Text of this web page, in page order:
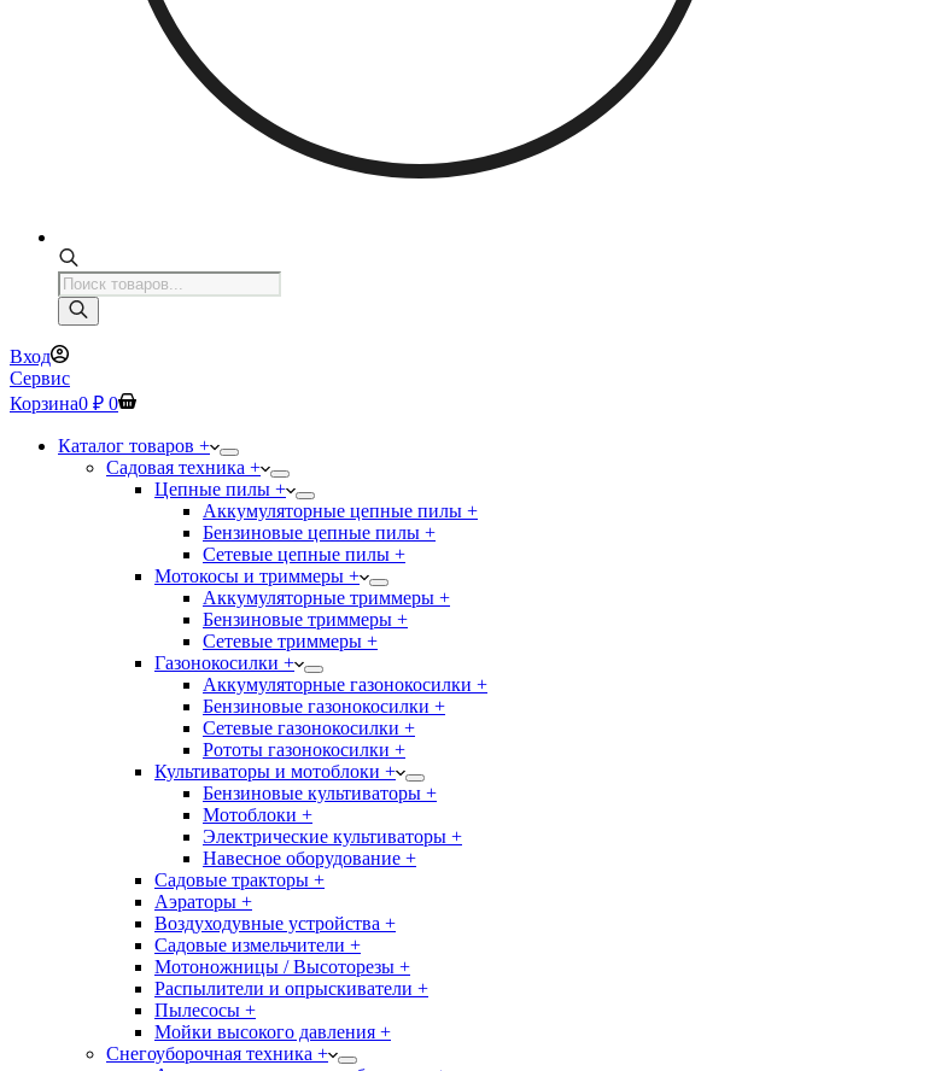
Поиск
товаров
Вход
Сервис
Корзина0 ₽ 0
Каталог товаров +
Садовая техника +
Цепные пилы +
Аккумуляторные цепные пилы +
Бензиновые цепные пилы +
Сетевые цепные пилы +
Мотокосы и триммеры +
Аккумуляторные триммеры +
Бензиновые триммеры +
Сетевые триммеры +
Газонокосилки +
Аккумуляторные газонокосилки +
Бензиновые газонокосилки +
Сетевые газонокосилки +
Рототы газонокосилки +
Культиваторы и мотоблоки +
Бензиновые культиваторы +
Мотоблоки +
Электрические культиваторы +
Навесное оборудование +
Садовые тракторы +
Аэраторы +
Воздуходувные устройства +
Садовые измельчители +
Мотоножницы / Высоторезы +
Распылители и опрыскиватели +
Пылесосы +
Мойки высокого давления +
Снегоуборочная техника +